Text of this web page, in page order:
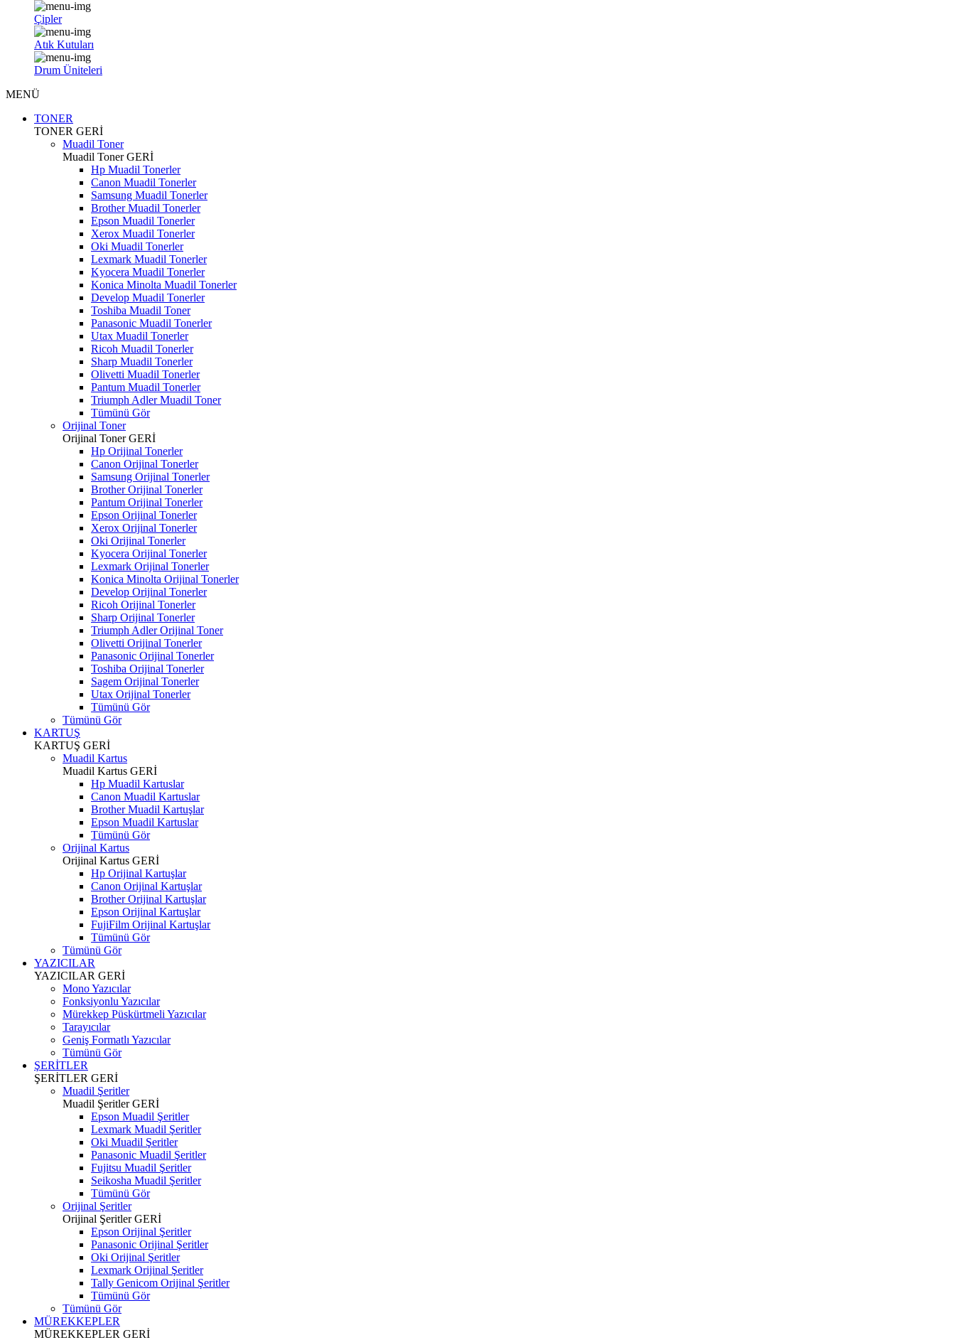
Çipler
Atık Kutuları
Drum Üniteleri
MENÜ
TONER
TONER GERİ
Muadil Toner
Muadil TonerGERİ
Hp Muadil Tonerler
Canon Muadil Tonerler
Samsung Muadil Tonerler
Brother Muadil Tonerler
Epson Muadil Tonerler
Xerox Muadil Tonerler
Oki Muadil Tonerler
Lexmark Muadil Tonerler
Kyocera Muadil Tonerler
Konica Minolta Muadil Tonerler
Develop Muadil Tonerler
Toshiba Muadil Toner
Panasonic Muadil Tonerler
Utax Muadil Tonerler
Ricoh Muadil Tonerler
Sharp Muadil Tonerler
Olivetti Muadil Tonerler
Pantum Muadil Tonerler
Triumph Adler Muadil Toner
Tümünü Gör
Orijinal Toner
Orijinal TonerGERİ
Hp Orijinal Tonerler
Canon Orijinal Tonerler
Samsung Orijinal Tonerler
Brother Orijinal Tonerler
Pantum Orijinal Tonerler
Epson Orijinal Tonerler
Xerox Orijinal Tonerler
Oki Orijinal Tonerler
Kyocera Orijinal Tonerler
Lexmark Orijinal Tonerler
Konica Minolta Orijinal Tonerler
Develop Orijinal Tonerler
Ricoh Orijinal Tonerler
Sharp Orijinal Tonerler
Triumph Adler Orijinal Toner
Olivetti Orijinal Tonerler
Panasonic Orijinal Tonerler
Toshiba Orijinal Tonerler
Sagem Orijinal Tonerler
Utax Orijinal Tonerler
Tümünü Gör
Tümünü Gör
KARTUŞ
KARTUŞ GERİ
Muadil Kartus
Muadil Kartus GERİ
Hp Muadil Kartuslar
Canon Muadil Kartuslar
Brother Muadil Kartuşlar
Epson Muadil Kartuslar
Tümünü Gör
Orijinal Kartus
Orijinal Kartus GERİ
Hp Orijinal Kartuşlar
Canon Orijinal Kartuşlar
Brother Orijinal Kartuşlar
Epson Orijinal Kartuşlar
FujiFilm Orijinal Kartuşlar
Tümünü Gör
Tümünü Gör
YAZICILAR
YAZICILAR GERİ
Mono Yazıcılar
Fonksiyonlu Yazıcılar
Mürekkep Püskürtmeli Yazıcılar
Tarayıcılar
Geniş Formatlı Yazıcılar
Tümünü Gör
ŞERİTLER
ŞERİTLER GERİ
Muadil Şeritler
Muadil ŞeritlerGERİ
Epson Muadil Şeritler
Lexmark Muadil Şeritler
Oki Muadil Şeritler
Panasonic Muadil Şeritler
Fujitsu Muadil Şeritler
Seikosha Muadil Şeritler
Tümünü Gör
Orijinal Şeritler
Orijinal ŞeritlerGERİ
Epson Orijinal Şeritler
Panasonic Orijinal Şeritler
Oki Orijinal Şeritler
Lexmark Orijinal Şeritler
Tally Genicom Orijinal Şeritler
Tümünü Gör
Tümünü Gör
MÜREKKEPLER
MÜREKKEPLER GERİ